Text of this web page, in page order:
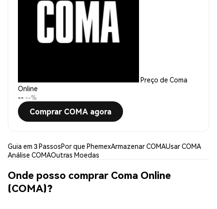
Preço de Coma
Online
-- --%
Comprar COMA agora
Guia em 3 PassosPor que PhemexArmazenar COMAUsar COMA
Análise COMAOutras Moedas
Onde posso comprar Coma Online
(COMA)?